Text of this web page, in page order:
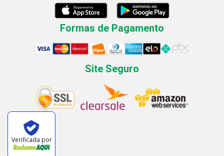
Formas de Pagamento
Site Seguro
Verificada por